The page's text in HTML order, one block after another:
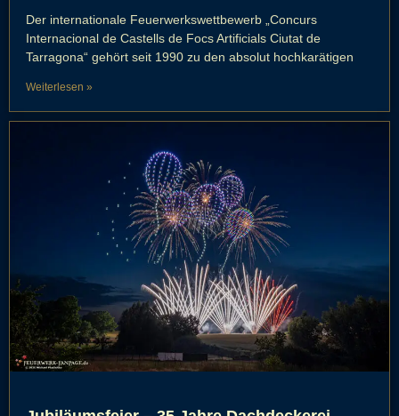
Der internationale Feuerwerkswettbewerb „Concurs
Internacional de Castells de Focs Artificials Ciutat de
Tarragona“ gehört seit 1990 zu den absolut hochkarätigen
Weiterlesen »